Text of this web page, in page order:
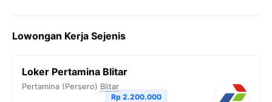
e
o
t
e
e
r
t
A
p
y
i
n
Lowongan Kerja Sejenis
Loker Pertamina Blitar
Pertamina (Persero) Blitar
Rp 2.200.000